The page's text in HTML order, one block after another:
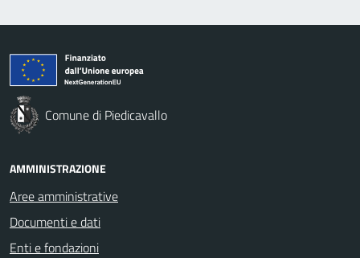
Comune di Piedicavallo
AMMINISTRAZIONE
Aree amministrative
Documenti e dati
Enti e fondazioni